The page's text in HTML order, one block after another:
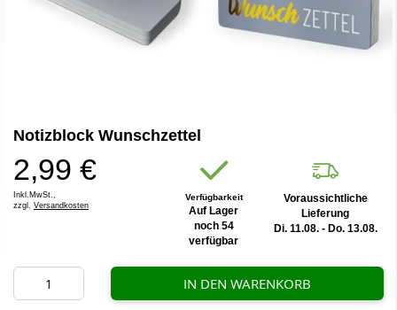
Anfang
Bildergalerie
springen
Notizblock Wunschzettel
2,99 €
Inkl.MwSt.,
zzgl. Versandkosten
Verfügbarkeit
Auf Lager
noch 54
verfügbar
Voraussichtliche
Lieferung
Di. 11.08. - Do. 13.08.
IN DEN WARENKORB